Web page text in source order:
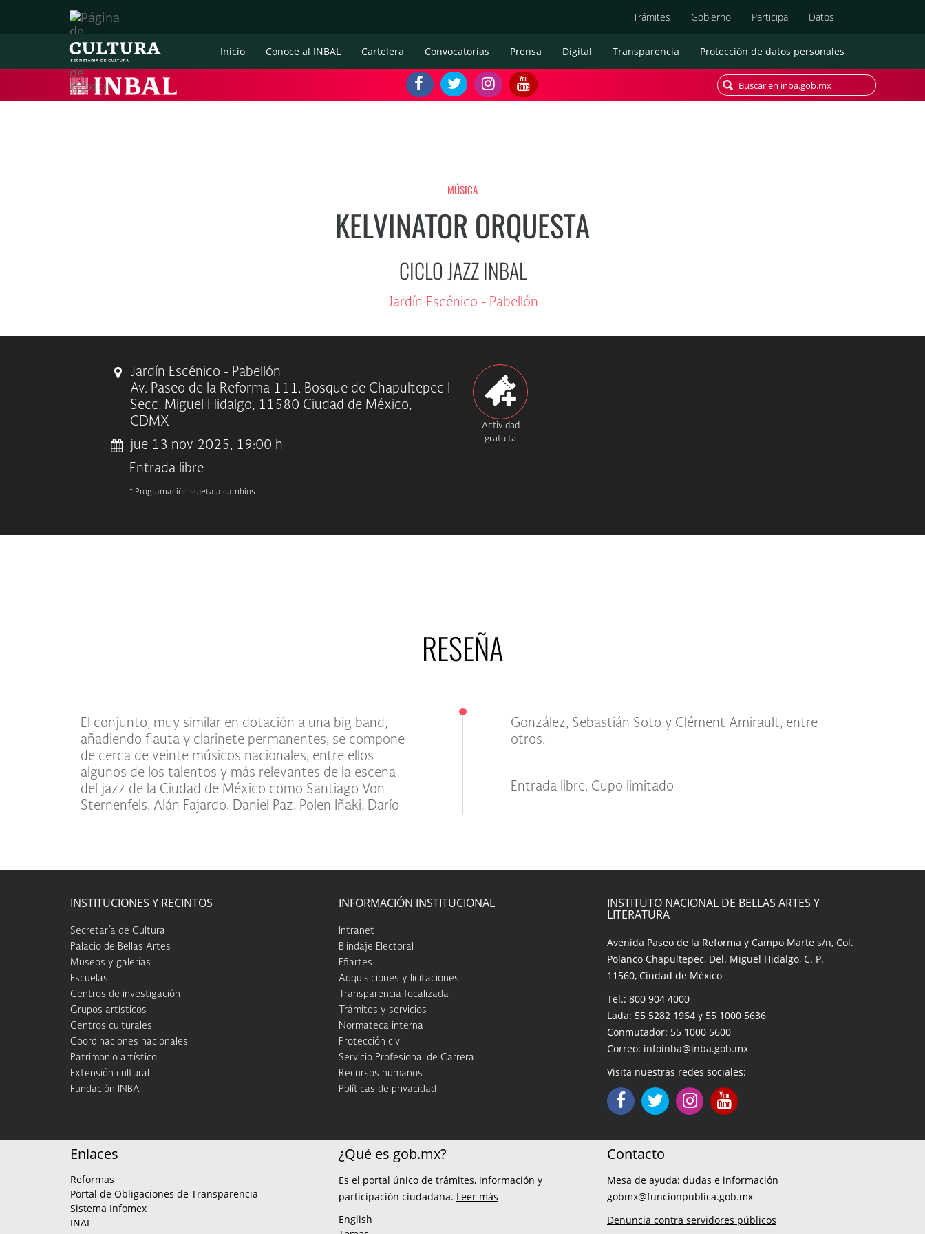
Trámites Gobierno Participa Datos
Inicio Conoce al INBAL Cartelera Convocatorias Prensa Digital Transparencia Protección de datos personales
MÚSICA
KELVINATOR ORQUESTA
CICLO JAZZ INBAL
Jardín Escénico - Pabellón
Jardín Escénico - Pabellón
Av. Paseo de la Reforma 111, Bosque de Chapultepec I
Secc, Miguel Hidalgo, 11580 Ciudad de México,
CDMX
jue 13 nov 2025, 19:00 h
Entrada libre
* Programación sujeta a cambios
Actividad
gratuita
RESEÑA
El conjunto, muy similar en dotación a una big band,
añadiendo flauta y clarinete permanentes, se compone
de cerca de veinte músicos nacionales, entre ellos
algunos de los talentos y más relevantes de la escena
del jazz de la Ciudad de México como Santiago Von
Sternenfels, Alán Fajardo, Daniel Paz, Polen Iñaki, Darío
González, Sebastián Soto y Clément Amirault, entre
otros.
Entrada libre. Cupo limitado
INSTITUCIONES Y RECINTOS
Secretaría de Cultura
Palacio de Bellas Artes
Museos y galerías
Escuelas
Centros de investigación
Grupos artísticos
Centros culturales
Coordinaciones nacionales
Patrimonio artístico
Extensión cultural
Fundación INBA
INFORMACIÓN INSTITUCIONAL
Intranet
Blindaje Electoral
Efiartes
Adquisiciones y licitaciones
Transparencia focalizada
Trámites y servicios
Normateca interna
Protección civil
Servicio Profesional de Carrera
Recursos humanos
Políticas de privacidad
INSTITUTO NACIONAL DE BELLAS ARTES Y
LITERATURA
Avenida Paseo de la Reforma y Campo Marte s/n, Col.
Polanco Chapultepec, Del. Miguel Hidalgo, C. P.
11560, Ciudad de México
Tel.: 800 904 4000
Lada: 55 5282 1964 y 55 1000 5636
Conmutador: 55 1000 5600
Correo: infoinba@inba.gob.mx
Visita nuestras redes sociales:
Enlaces
Reformas
Portal de Obligaciones de Transparencia
Sistema Infomex
INAI
¿Qué es gob.mx?
Es el portal único de trámites, información y
participación ciudadana. Leer más
English
Contacto
Mesa de ayuda: dudas e información
gobmx@funcionpublica.gob.mx
Denuncia contra servidores públicos